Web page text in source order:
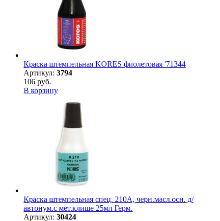
Краска штемпельная KORES фиолетовая '71344
Артикул: 3794
106 руб.
В корзину
Краска штемпельная спец. 210А, черн.масл.осн. д/
автонум.с мет.клише 25мл Герм.
Артикул: 30424